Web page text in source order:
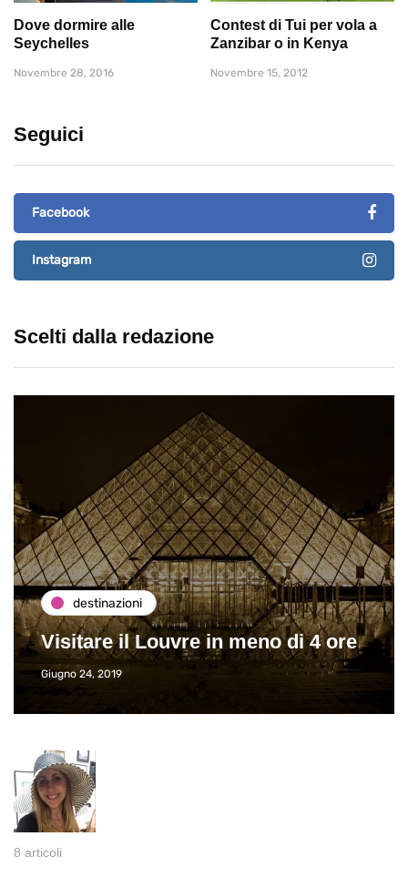
Dove dormire alle
Seychelles
Novembre 28, 2016
Contest di Tui per vola a
Zanzibar o in Kenya
Novembre 15, 2012
Seguici
Facebook
Instagram
Scelti dalla redazione
destinazioni
Visitare il Louvre in meno di 4 ore
Giugno 24, 2019
8 articoli